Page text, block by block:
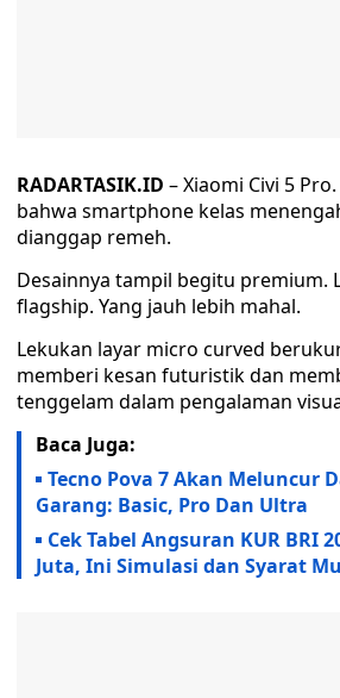
RADARTASIK.ID – Xiaomi Civi 5
bahwa smartphone kelas
dianggap remeh.
Desainnya tampil begitu premium.
flagship. Yang jauh lebih mahal.
Lekukan layar micro curved
memberi kesan futuristik dan
tenggelam dalam pengalaman
Baca Juga:
Tecno Pova 7 Akan Meluncur
Garang: Basic, Pro Dan Ultra
Cek Tabel Angsuran KUR BRI
Juta, Ini Simulasi dan Syarat